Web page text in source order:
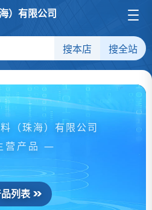
）有限公司
搜本店 搜全站
（珠海）有限公司
营产品 —
列表